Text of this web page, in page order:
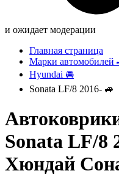
и ожидает модерации
Главная страница
Марки автомобилей
Hyundai 🚘
Sonata LF/8 2016- 🚙
Sonata LF/8
Хюндай